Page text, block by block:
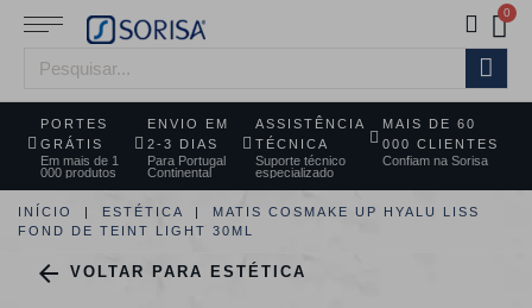
PORTES
GRÁTIS
Em mais de 1
000 produtos
ENVIO EM
2-3 DIAS
Para Portugal
Continental
ASSISTÊNCIA
TÉCNICA
Suporte técnico
especializado
MAIS DE 60
000 CLIENTES
Confiam na Sorisa
INÍCIO ESTÉTICA
MATIS COSMAKE UP HYALU LISS
FOND DE TEINT LIGHT 30ML
 VOLTAR PARA ESTÉTICA